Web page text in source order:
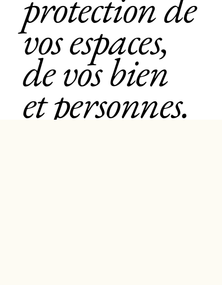
vos espaces,
de vos bien
et personnes.